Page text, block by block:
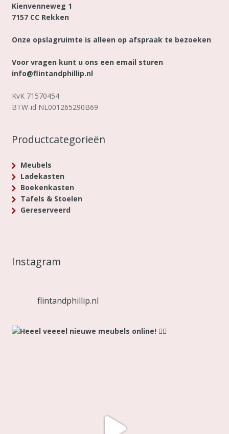
Kienvenneweg 1
7157 CC Rekken
Onze opslagruimte is alleen op afspraak te bezoeken
Voor vragen kunt u ons een email sturen
info@flintandphillip.nl
KvK 71570454
BTW-id NL001265290B69
Productcategorieën
Meubels
Ladekasten
Boekenkasten
Tafels & Stoelen
Gereserveerd
Instagram
flintandphillip.nl